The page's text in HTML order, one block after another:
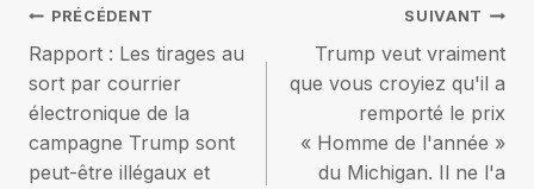
Navigation
de
l’article
PRÉCÉDENT
Rapport : Les tirages au
sort par courrier
électronique de la
campagne Trump sont
peut-être illégaux et
SUIVANT
Trump veut vraiment
que vous croyiez qu'il a
remporté le prix
« Homme de l'année »
du Michigan. Il ne l'a